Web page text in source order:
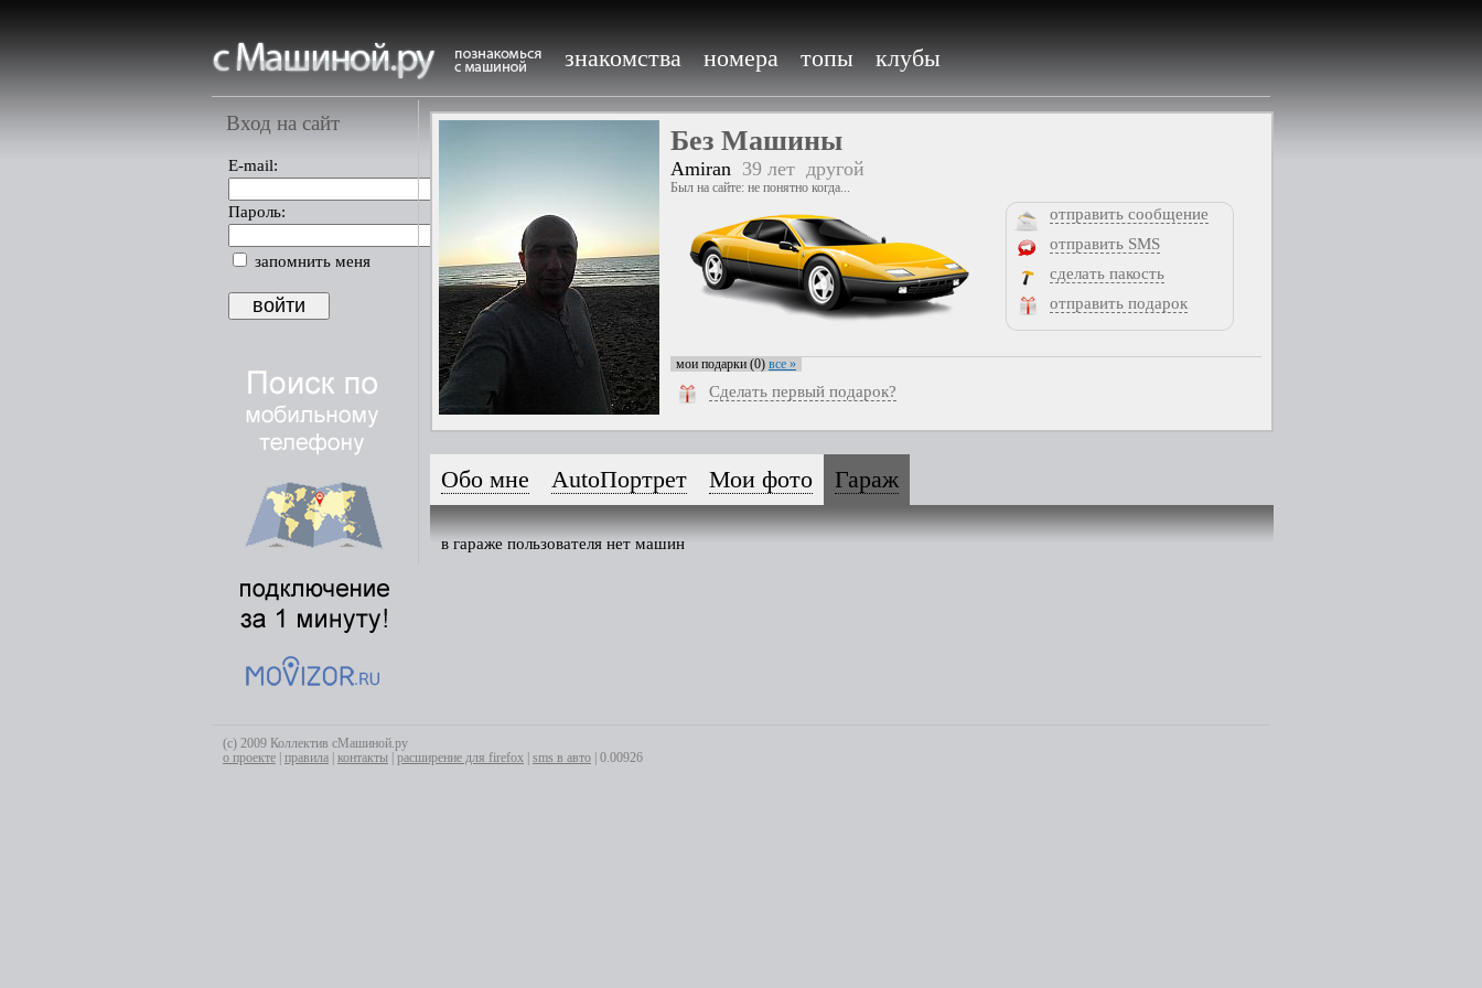
знакомства номера топы клубы
Вход на сайт
E-mail:
Пароль:
запомнить меня
Без Машины
Amiran 39 лет другой
Был на сайте: не понятно когда...
отправить сообщение
отправить SMS
сделать пакость
отправить подарок
мои подарки (0) все »
Сделать первый подарок?
Обо мне AutoПортрет Мои фото Гараж
в гараже пользователя нет машин
(с) 2009 Коллектив сМашиной.ру
о проекте
правила контакты расширение для firefox sms в авто | 0.00926